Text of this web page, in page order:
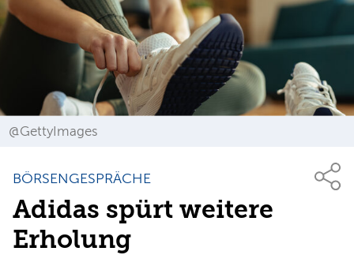
@GettyImages
BÖRSENGESPRÄCHE
Adidas spürt weitere
Erholung
Anmelden